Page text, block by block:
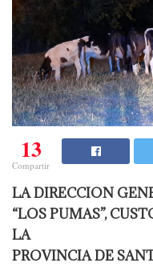
13
Compartir
LA DIRECCION
“LOS PUMAS”,
LA
PROVINCIA DE